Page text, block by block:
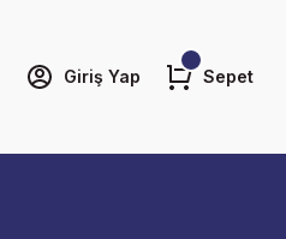
Giriş Yap Sepet